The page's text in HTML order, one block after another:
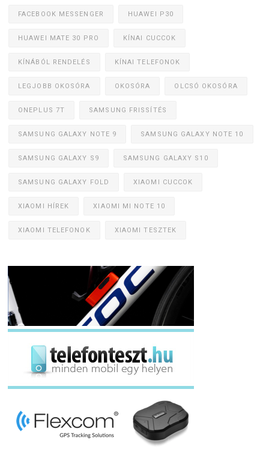
FACEBOOK MESSENGER HUAWEI P30
HUAWEI MATE 30 PRO KÍNAI CUCCOK
KÍNÁBÓL RENDELÉS KÍNAI TELEFONOK
LEGJOBB OKOSÓRA OKOSÓRA OLCSÓ OKOSÓRA
ONEPLUS 7T SAMSUNG FRISSÍTÉS
SAMSUNG GALAXY NOTE 9 SAMSUNG GALAXY NOTE 10
SAMSUNG GALAXY S9 SAMSUNG GALAXY S10
SAMSUNG GALAXY FOLD XIAOMI CUCCOK
XIAOMI HÍREK XIAOMI MI NOTE 10
XIAOMI TELEFONOK XIAOMI TESZTEK